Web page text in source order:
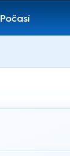
Počasí